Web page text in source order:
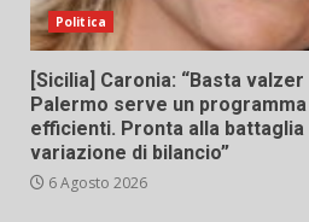
Politica
[Sicilia] Caronia: “Basta
Palermo serve un
efficienti. Pronta alla battaglia
variazione di bilancio”
6 Agosto 2026